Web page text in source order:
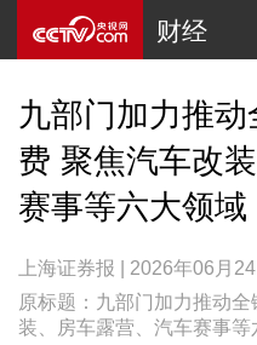
财经
九部门加力推
费 聚焦汽车改
赛事等六大领域
上海证券报 | 2026年06月
原标题：九部门加力推动
装、房车露营、汽车赛事等